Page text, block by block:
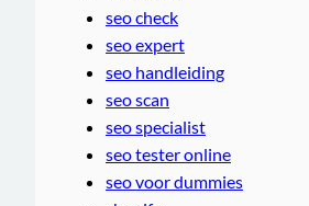
seo check
seo expert
seo handleiding
seo scan
seo specialist
seo tester online
seo voor dummies